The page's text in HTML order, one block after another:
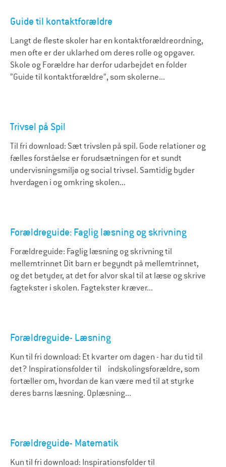
Guide til kontaktforældre
Langt de fleste skoler har en kontaktforældreordning,
men ofte er der uklarhed om deres rolle og opgaver.
Skole og Forældre har derfor udarbejdet en folder
”Guide til kontaktforældre”, som skolerne...
Trivsel på Spil
Til fri download: Sæt trivslen på spil. Gode relationer og
fælles forståelse er forudsætningen for et sundt
undervisningsmiljø og social trivsel. Samtidig byder
hverdagen i og omkring skolen...
Forældreguide: Faglig læsning og skrivning
Forældreguide: Faglig læsning og skrivning til
mellemtrinnet Dit barn er begyndt på mellemtrinnet,
og det betyder, at det for alvor skal til at læse og skrive
fagtekster i skolen. Fagtekster kræver...
Forældreguide- Læsning
Kun til fri download: Et kvarter om dagen - har du tid til
det? Inspirationsfolder til indskolingsforældre, som
fortæller om, hvordan de kan være med til at styrke
deres barns læsning. Oplæsning...
Forældreguide- Matematik
Kun til fri download: Inspirationsfolder til